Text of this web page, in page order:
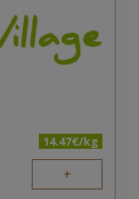
14.47€/kg
+